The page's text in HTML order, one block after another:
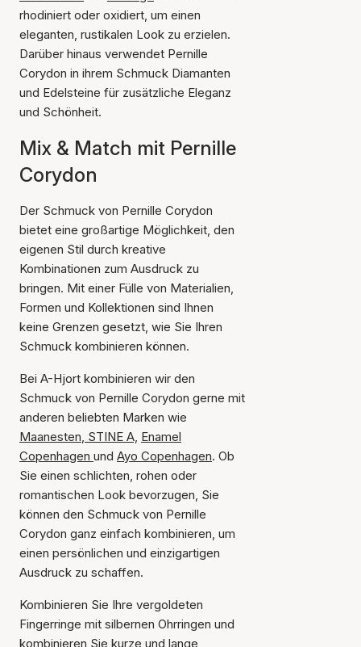
rhodiniert oder oxidiert, um einen
eleganten, rustikalen Look zu erzielen.
Darüber hinaus verwendet Pernille
Corydon in ihrem Schmuck Diamanten
und Edelsteine für zusätzliche Eleganz
und Schönheit.
Mix & Match mit Pernille
Corydon
Der Schmuck von Pernille Corydon
bietet eine großartige Möglichkeit, den
eigenen Stil durch kreative
Kombinationen zum Ausdruck zu
bringen. Mit einer Fülle von Materialien,
Formen und Kollektionen sind Ihnen
keine Grenzen gesetzt, wie Sie Ihren
Schmuck kombinieren können.
Bei A-Hjort kombinieren wir den
Schmuck von Pernille Corydon gerne mit
anderen beliebten Marken wie
Maanesten, STINE A, Enamel
Copenhagen und Ayo Copenhagen. Ob
Sie einen schlichten, rohen oder
romantischen Look bevorzugen, Sie
können den Schmuck von Pernille
Corydon ganz einfach kombinieren, um
einen persönlichen und einzigartigen
Ausdruck zu schaffen.
Kombinieren Sie Ihre vergoldeten
Fingerringe mit silbernen Ohrringen und
kombinieren Sie kurze und lange